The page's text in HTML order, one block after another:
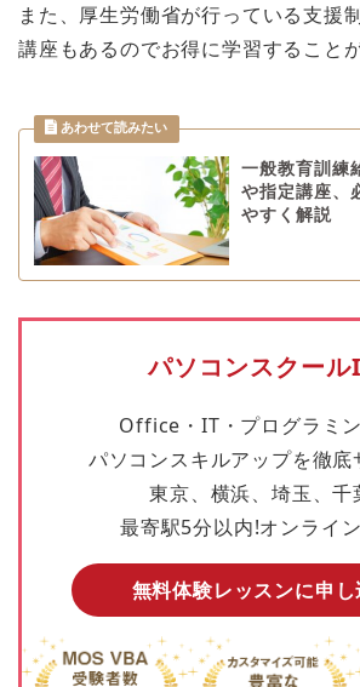
また、厚生労働省が行っている支援
講座もあるのでお得に学習すること
一般教育訓練
や指定講座、
やすく解説
パソコンスクール
Office・IT・プログラミ
パソコンスキルアップを徹底
東京、横浜、埼玉、千
最寄駅5分以内!オンライ
無料体験レッスンに申し